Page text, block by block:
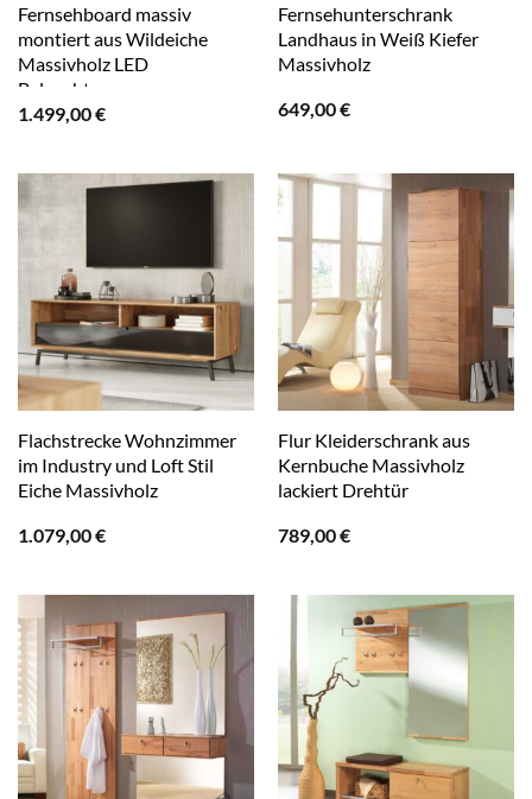
Fernsehboard massiv
montiert aus Wildeiche
Massivholz LED
Beleuchtung
1.499,00€
Fernsehunterschrank
Landhaus in Weiß Kiefer
Massivholz
649,00€
Flachstrecke Wohnzimmer
im Industry und Loft Stil
Eiche Massivholz
1.079,00€
Flur Kleiderschrank aus
Kernbuche Massivholz
lackiert Drehtür
789,00€